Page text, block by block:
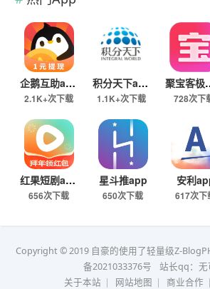
企鹅互助app
2.1K+次下载
积分天下app
1.1K+次下载
聚
728次下
红果短剧app
656次下载
星斗推app
650次下载
安利
617次下
Copyright © 2019 自豪的使用了轻量级Z-
备2021033376号
站长qq：无
关于本站 | 网站地图 | 商业合作 |